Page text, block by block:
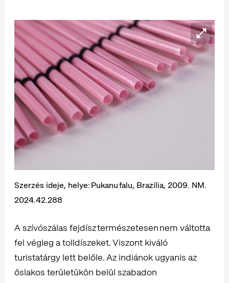
Szerzés ideje, helye: Pukanu falu, Brazília, 2009. NM.
2024.42.288
A szívószálas fejdísz természetesen nem váltotta
fel végleg a tolldíszeket. Viszont kiváló
turistatárgy lett belőle. Az indiánok ugyanis az
őslakos területükön belül szabadon